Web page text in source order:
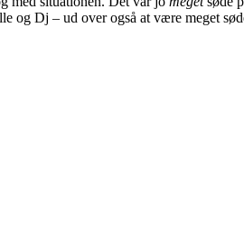
og Dj – ud over også at være meget